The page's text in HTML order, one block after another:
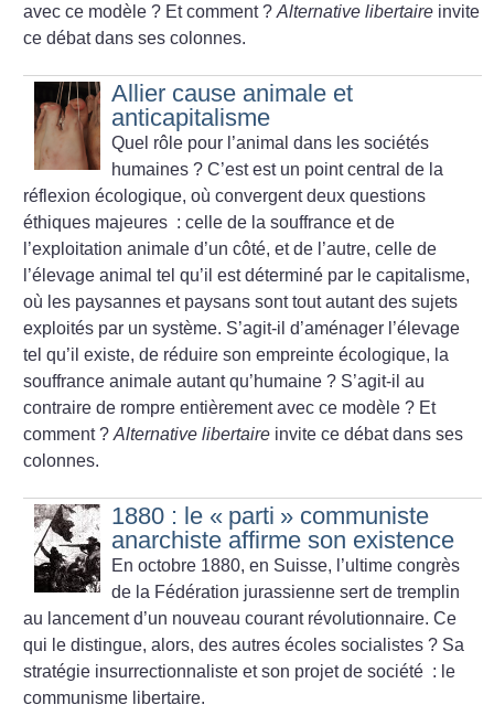
avec ce modèle ? Et comment ?Alternative libertaire invite
ce débat dans ses colonnes.
Allier cause animale et
anticapitalisme
Quel rôle pour l’animal dans les sociétés
humaines ? C’est est un point central de la
réflexion écologique, où convergent deux questions
éthiques majeures : celle de la souffrance et de
l’exploitation animale d’un côté, et de l’autre, celle de
l’élevage animal tel qu’il est déterminé par le capitalisme,
où les paysannes et paysans sont tout autant des sujets
exploités par un système. S’agit-il d’aménager l’élevage
tel qu’il existe, de réduire son empreinte écologique, la
souffrance animale autant qu’humaine ? S’agit-il au
contraire de rompre entièrement avec ce modèle ? Et
comment ?Alternative libertaire invite ce débat dans ses
colonnes.
1880 : le « parti » communiste
anarchiste affirme son existence
En octobre 1880, en Suisse, l’ultime congrès
de la Fédération jurassienne sert de tremplin
au lancement d’un nouveau courant révolutionnaire. Ce
qui le distingue, alors, des autres écoles socialistes ? Sa
stratégie insurrectionnaliste et son projet de société : le
communisme libertaire.